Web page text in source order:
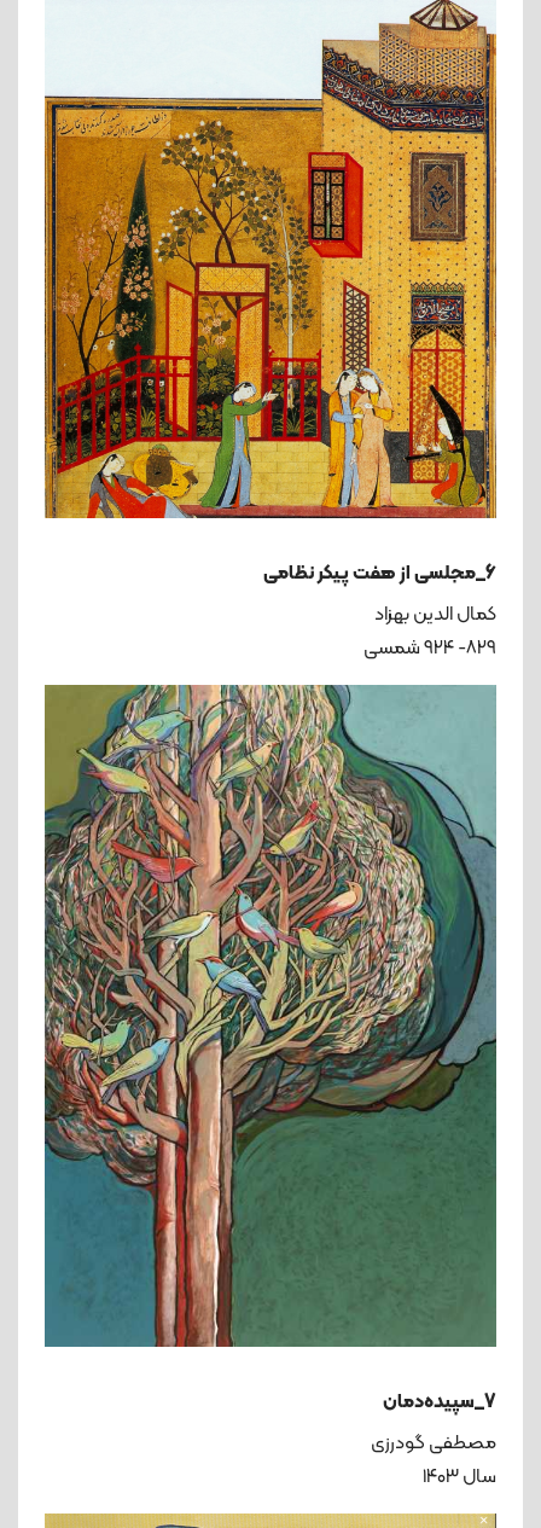
6_مجلسی از هفت پیکر نظامی
کمال الدین بهزاد
۸۲۹- ۹۲۴ شمسی
7_سپیده‌دمان
مصطفی گودرزی
سال ۱۴۰۳